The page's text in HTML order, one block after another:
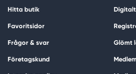
Hitta butik
Favoritsidor
Frågor & svar
Företagskund
Glömt